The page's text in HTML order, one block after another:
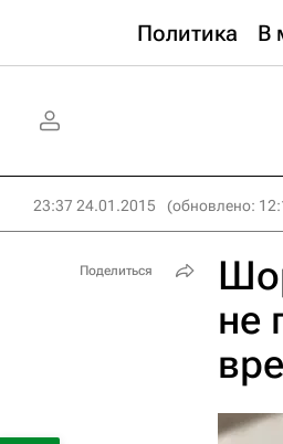
Политика В
23:37 24.01.2015 (обновлено:
не
Поделиться